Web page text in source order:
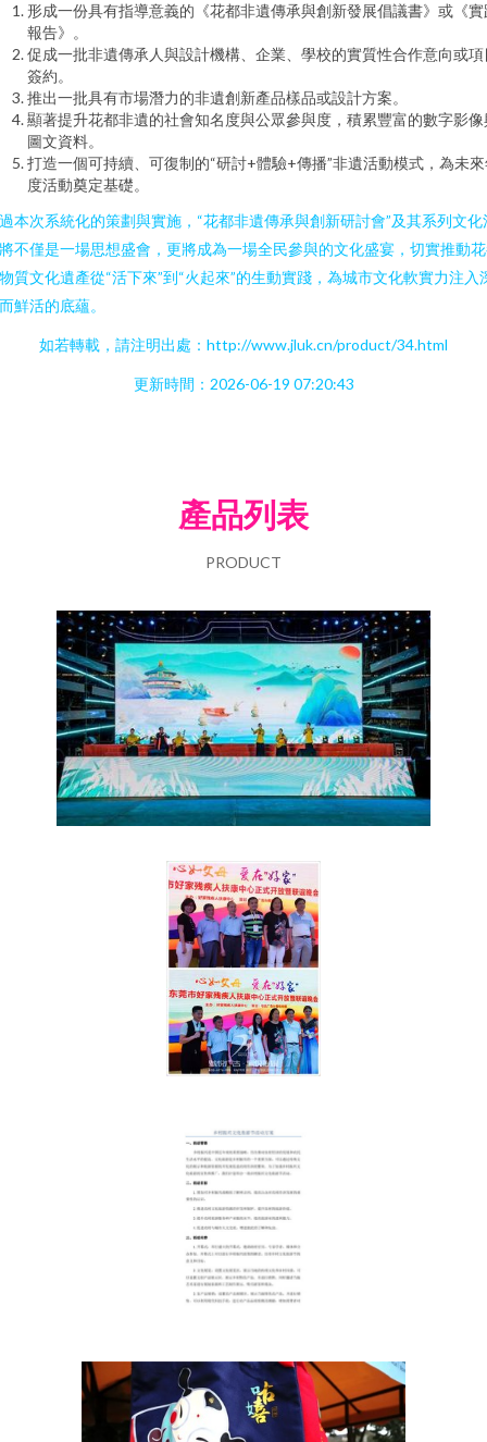
形成一份具有指導意義的《花都非遺傳承與創新發展倡議書》或《實
報告》。
促成一批非遺傳承人與設計機構、企業、學校的實質性合作意向或項
簽約。
推出一批具有市場潛力的非遺創新產品樣品或設計方案。
顯著提升花都非遺的社會知名度與公眾參與度，積累豐富的數字影像
圖文資料。
打造一個可持續、可復制的“研討+體驗+傳播”非遺活動模式，為未
度活動奠定基礎。
本次系統化的策劃與實施，“花都非遺傳承與創新研討會”及其系列文化
不僅是一場思想盛會，更將成為一場全民參與的文化盛宴，切實推動
質文化遺產從“活下來”到“火起來”的生動實踐，為城市文化軟實力注入
鮮活的底蘊。
如若轉載，請注明出處：http://www.jluk.cn/product/34.html
更新時間：2026-06-19 07:20:43
產品列表
PRODUCT